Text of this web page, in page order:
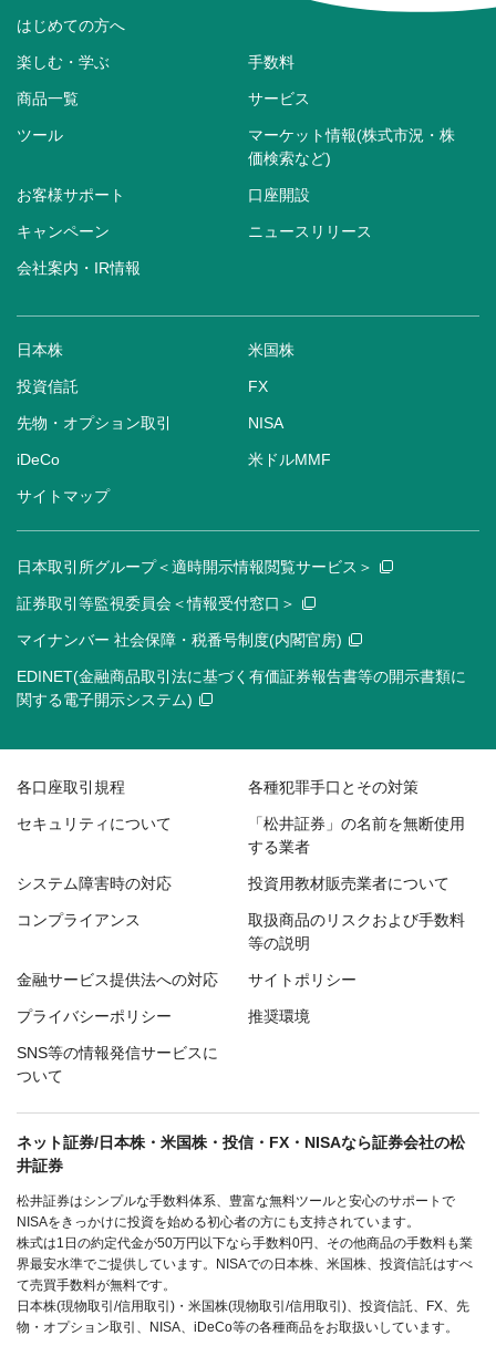
はじめての方へ
楽しむ・学ぶ 手数料
商品一覧 サービス
ツール
マーケット情報(株式市況・株
価検索など)
お客様サポート 口座開設
キャンペーン ニュースリリース
会社案内・IR情報
日本株 米国株
投資信託 FX
先物・オプション取引 NISA
iDeCo 米ドルMMF
サイトマップ
日本取引所グループ＜適時開示情報閲覧サービス＞
証券取引等監視委員会＜情報受付窓口＞
マイナンバー 社会保障・税番号制度(内閣官房)
EDINET(金融商品取引法に基づく有価証券報告書等の開示書類に
関する電子開示システム)
各口座取引規程 各種犯罪手口とその対策
セキュリティについて
「松井証券」の名前を無断使用
する業者
システム障害時の対応 投資用教材販売業者について
コンプライアンス
取扱商品のリスクおよび手数料
等の説明
金融サービス提供法への対応 サイトポリシー
プライバシーポリシー 推奨環境
SNS等の情報発信サービスに
ついて
ネット証券/日本株・米国株・投信・FX・NISAなら証券会社の松
井証券
松井証券はシンプルな手数料体系、豊富な無料ツールと安心のサポートで
NISAをきっかけに投資を始める初心者の方にも支持されています。
株式は1日の約定代金が50万円以下なら手数料0円、その他商品の手数料も業
界最安水準でご提供しています。NISAでの日本株、米国株、投資信託はすべ
て売買手数料が無料です。
日本株(現物取引/信用取引)・米国株(現物取引/信用取引)、投資信託、FX、先
物・オプション取引、NISA、iDeCo等の各種商品をお取扱いしています。